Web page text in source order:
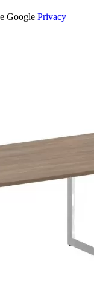
Google Privacy